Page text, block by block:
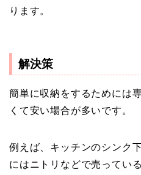
ります。
解決策
簡単に収納をするためには
くて安い場合が多いです。
例えば、キッチンのシンク
にはニトリなどで売ってい